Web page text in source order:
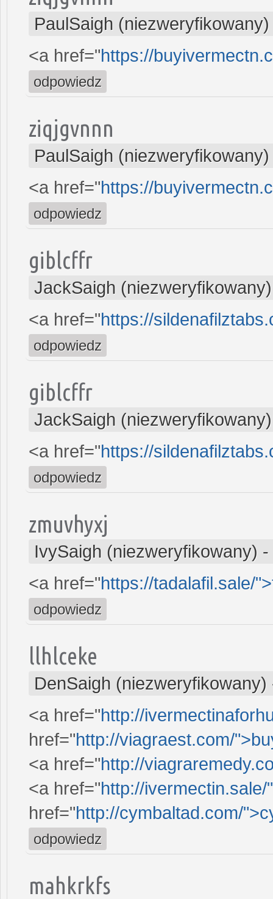
PaulSaigh (niezweryfikowany)
<a href="https://
odpowiedz
ziqjgvnnn
PaulSaigh (niezweryfikowany)
<a href="https://
odpowiedz
giblcffr
JackSaigh (niezweryfikowany)
<a href="https://
odpowiedz
giblcffr
JackSaigh (niezweryfikowany)
<a href="https://
odpowiedz
zmuvhyxj
IvySaigh (niezweryfikowany) -
<a href="https://tadalafil.sale/
odpowiedz
llhlceke
DenSaigh (niezweryfikowany)
<a href="http://
href="http://viagraest.com/
<a href="http://
<a href="http://
href="http://cymbaltad.com/
odpowiedz
mahkrkfs